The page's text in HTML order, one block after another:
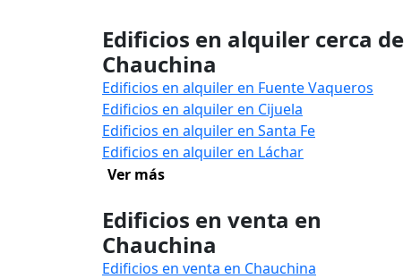
Edificios en alquiler cerca de
Chauchina
Edificios en alquiler en Fuente Vaqueros
Edificios en alquiler en Cijuela
Edificios en alquiler en Santa Fe
Edificios en alquiler en Láchar
Ver más
Edificios en venta en
Chauchina
Edificios en venta en Chauchina